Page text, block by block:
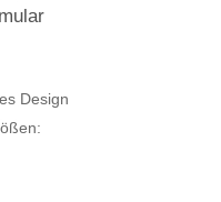
Design